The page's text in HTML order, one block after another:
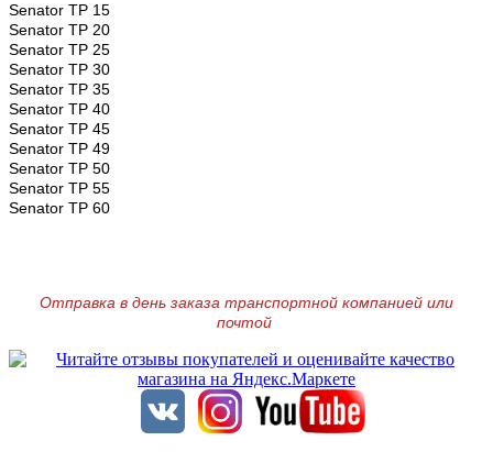
Senator TP 15
Senator TP 20
Senator TP 25
Senator TP 30
Senator TP 35
Senator TP 40
Senator TP 45
Senator TP 49
Senator TP 50
Senator TP 55
Senator TP 60
Отправка в день заказа транспортной компанией или
почтой